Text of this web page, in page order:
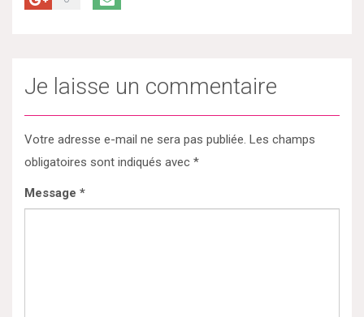
Je laisse un commentaire
Votre adresse e-mail ne sera pas publiée. Les champs
obligatoires sont indiqués avec *
Message *